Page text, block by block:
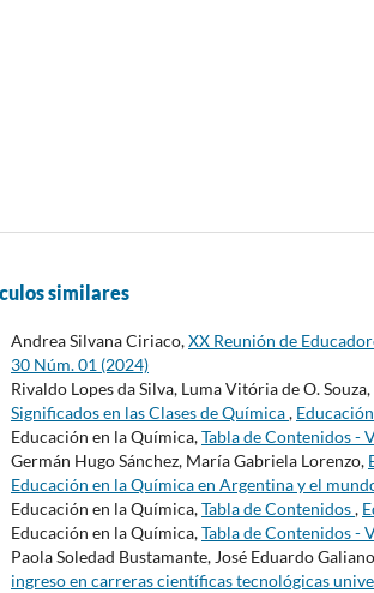
similares
Andrea Silvana Ciriaco,XX Reunión de
30 Núm. 01 (2024)
Rivaldo Lopes da Silva, Luma Vitória de O.
Significados en las Clases de Química,
Educación en la Química,Tabla de Contenidos -
Germán Hugo Sánchez, María Gabriela Lorenzo,
Educación en la Química en Argentina y el
Educación en la Química,Tabla de Contenidos,
Educación en la Química,Tabla de Contenidos -
Paola Soledad Bustamante, José Eduardo
ingreso en carreras científicas tecnológicas